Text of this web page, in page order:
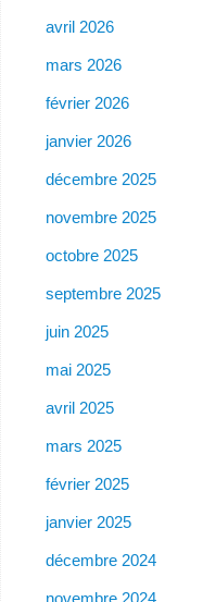
avril 2026
mars 2026
février 2026
janvier 2026
décembre 2025
novembre 2025
octobre 2025
septembre 2025
juin 2025
mai 2025
avril 2025
mars 2025
février 2025
janvier 2025
décembre 2024